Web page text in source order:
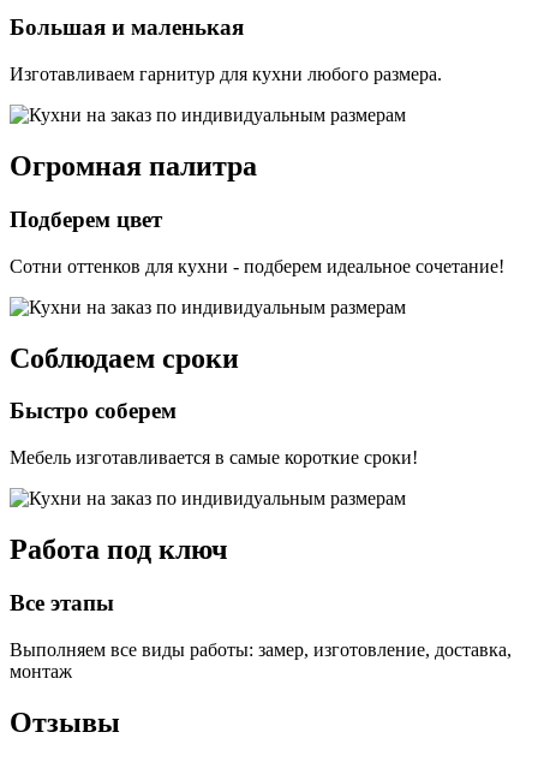
Большая и маленькая
Изготавливаем гарнитур для кухни любого размера.
Огромная палитра
Подберем цвет
Сотни оттенков для кухни - подберем идеальное сочетание!
Соблюдаем сроки
Быстро соберем
Мебель изготавливается в самые короткие сроки!
Работа под ключ
Все этапы
Выполняем все виды работы: замер, изготовление, доставка,
монтаж
Отзывы